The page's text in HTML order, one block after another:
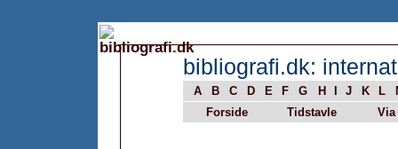
bibliografi.dk:
A B C D E F G H J K L
Forside
Tidstavle Via